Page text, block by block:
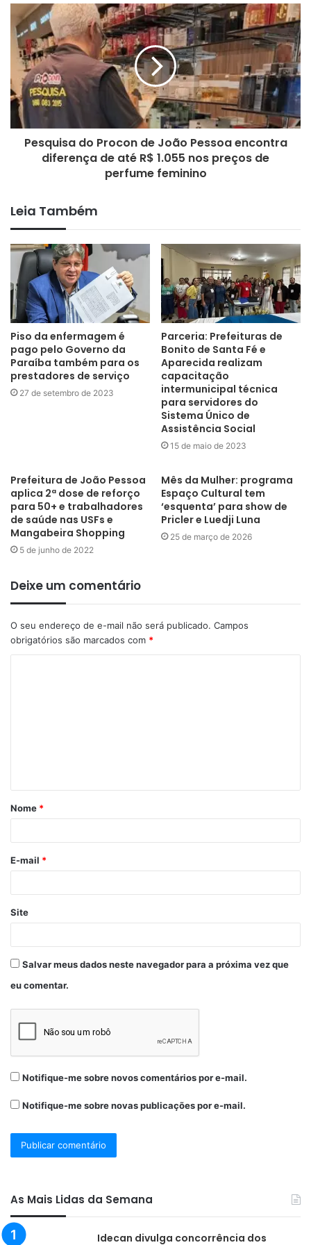
rica, com troca de conhecimentos entre palestrantes e
profissionais da nossa rede municipal de saúde.”
A Secretaria Municipal de Saúde promove ações de
capacitação regularmente, visando a melhoria da assistência
prestada à população e o fortalecimento das estratégias de
prevenção e vigilância em saúde.
Codecom
Campina Grande
Pesquisa do Procon de João Pessoa encontra
diferença de até R$ 1.055 nos preços de
perfume feminino
Leia Também
Piso da enfermagem é
pago pelo Governo da
Paraíba também para os
prestadores de serviço
27 de setembro de 2023
Parceria: Prefeituras de
Bonito de Santa Fé e
Aparecida realizam
capacitação
intermunicipal técnica
para servidores do
Sistema Único de
Assistência Social
15 de maio de 2023
Prefeitura de João Pessoa
aplica 2ª dose de reforço
para 50+ e trabalhadores
de saúde nas USFs e
Mangabeira Shopping
5 de junho de 2022
Mês da Mulher: programa
Espaço Cultural tem
‘esquenta’ para show de
Pricler e Luedji Luna
25 de março de 2026
Deixe um comentário
O seu endereço de e-mail não será publicado. Campos
obrigatórios são marcados com *
Nome *
E-mail *
Site
Salvar meus dados neste navegador para a próxima vez que
eu comentar.
Notifique-me sobre novos comentários por e-mail.
Notifique-me sobre novas publicações por e-mail.
As Mais Lidas da Semana
Idecan divulga concorrência dos